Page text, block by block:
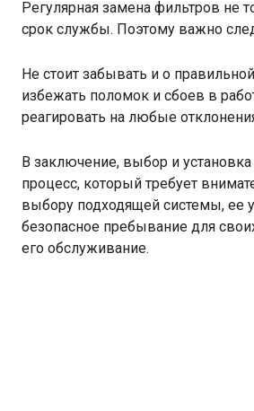
Регулярная замена фильтров не
срок службы. Поэтому важно
Не стоит забывать и о
избежать поломок и сбоев в
реагировать на любые
В заключение, выбор и
процесс, который требует
выбору подходящей системы, ее
безопасное пребывание для
его обслуживание.